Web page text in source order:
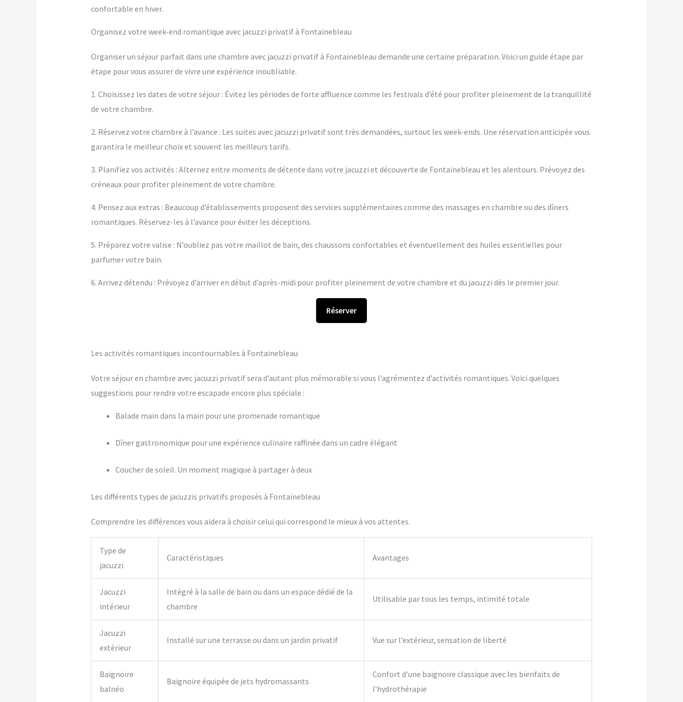
confortable en hiver.
Organisez votre week-end romantique avec jacuzzi privatif à Fontainebleau
Organiser un séjour parfait dans une chambre avec jacuzzi privatif à Fontainebleau demande une certaine préparation. Voici un guide étape par
étape pour vous assurer de vivre une expérience inoubliable.
1. Choisissez les dates de votre séjour : Évitez les périodes de forte affluence comme les festivals d’été pour profiter pleinement de la tranquillité
de votre chambre.
2. Réservez votre chambre à l’avance : Les suites avec jacuzzi privatif sont très demandées, surtout les week-ends. Une réservation anticipée vous
garantira le meilleur choix et souvent les meilleurs tarifs.
3. Planifiez vos activités : Alternez entre moments de détente dans votre jacuzzi et découverte de Fontainebleau et les alentours. Prévoyez des
créneaux pour profiter pleinement de votre chambre.
4. Pensez aux extras : Beaucoup d’établissements proposent des services supplémentaires comme des massages en chambre ou des dîners
romantiques. Réservez-les à l’avance pour éviter les déceptions.
5. Préparez votre valise : N’oubliez pas votre maillot de bain, des chaussons confortables et éventuellement des huiles essentielles pour
parfumer votre bain.
6. Arrivez détendu : Prévoyez d’arriver en début d’après-midi pour profiter pleinement de votre chambre et du jacuzzi dès le premier jour.
Réserver
Les activités romantiques incontournables à Fontainebleau
Votre séjour en chambre avec jacuzzi privatif sera d’autant plus mémorable si vous l’agrémentez d’activités romantiques. Voici quelques
suggestions pour rendre votre escapade encore plus spéciale :
Balade main dans la main pour une promenade romantique
Dîner gastronomique pour une expérience culinaire raffinée dans un cadre élégant
Coucher de soleil. Un moment magique à partager à deux
Les différents types de jacuzzis privatifs proposés à Fontainebleau
Comprendre les différences vous aidera à choisir celui qui correspond le mieux à vos attentes.
Type de
jacuzzi
Caractéristiques Avantages
Jacuzzi
intérieur
Intégré à la salle de bain ou dans un espace dédié de la
chambre
Utilisable par tous les temps, intimité totale
Jacuzzi
extérieur
Installé sur une terrasse ou dans un jardin privatif Vue sur l’extérieur, sensation de liberté
Baignoire
balnéo
Baignoire équipée de jets hydromassants
Confort d’une baignoire classique avec les bienfaits de
l’hydrothérapie